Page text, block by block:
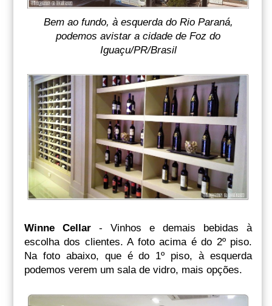
Bem ao fundo, à esquerda do Rio Paraná,
podemos avistar a cidade de Foz do
Iguaçu/PR/Brasil
Winne Cellar- Vinhos e demais bebidas à
escolha dos clientes. A foto acima é do 2º piso.
Na foto abaixo, que é do 1º piso, à esquerda
podemos verem um sala de vidro, mais opções.